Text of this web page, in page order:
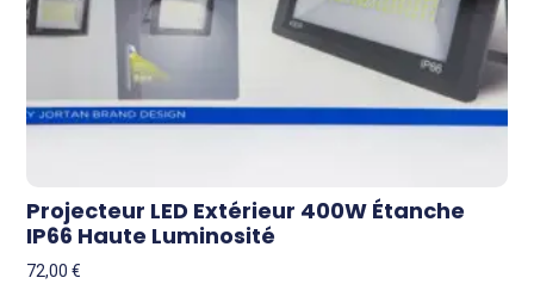
Projecteur LED Extérieur 400W Étanche
IP66 Haute Luminosité
72,00€